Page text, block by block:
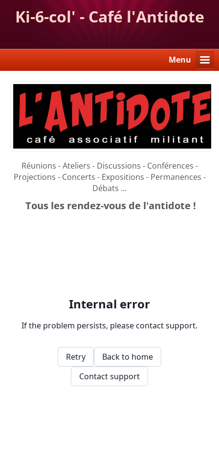
Ki-6-col' - Café l'Antidote
Menu
Réunions - Ateliers - Discussions - Conférences -
Projections - Concerts - Expositions - Permanences -
Débats ...
Tous les rendez-vous de l'antidote !